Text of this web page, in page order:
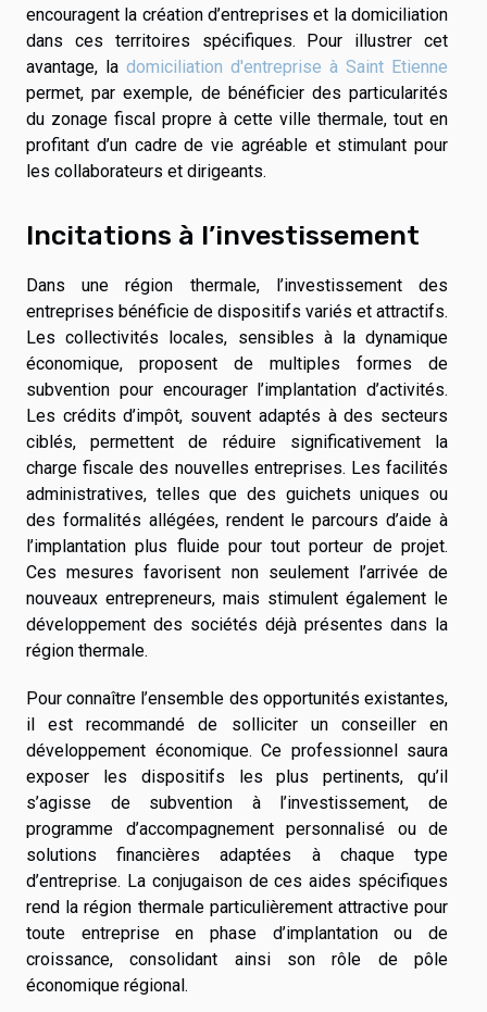
encouragent la création d’entreprises et la domiciliation
dans ces territoires spécifiques. Pour illustrer cet
avantage, la domiciliation d'entreprise à Saint Etienne
permet, par exemple, de bénéficier des particularités
du zonage fiscal propre à cette ville thermale, tout en
profitant d’un cadre de vie agréable et stimulant pour
les collaborateurs et dirigeants.
Incitations à l’investissement
Dans une région thermale, l’investissement des
entreprises bénéficie de dispositifs variés et attractifs.
Les collectivités locales, sensibles à la dynamique
économique, proposent de multiples formes de
subvention pour encourager l’implantation d’activités.
Les crédits d’impôt, souvent adaptés à des secteurs
ciblés, permettent de réduire significativement la
charge fiscale des nouvelles entreprises. Les facilités
administratives, telles que des guichets uniques ou
des formalités allégées, rendent le parcours d’aide à
l’implantation plus fluide pour tout porteur de projet.
Ces mesures favorisent non seulement l’arrivée de
nouveaux entrepreneurs, mais stimulent également le
développement des sociétés déjà présentes dans la
région thermale.
Pour connaître l’ensemble des opportunités existantes,
il est recommandé de solliciter un conseiller en
développement économique. Ce professionnel saura
exposer les dispositifs les plus pertinents, qu’il
s’agisse de subvention à l’investissement, de
programme d’accompagnement personnalisé ou de
solutions financières adaptées à chaque type
d’entreprise. La conjugaison de ces aides spécifiques
rend la région thermale particulièrement attractive pour
toute entreprise en phase d’implantation ou de
croissance, consolidant ainsi son rôle de pôle
économique régional.